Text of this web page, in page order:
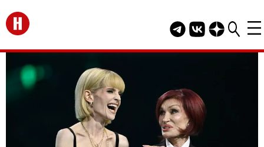
Перейти на главную
Telegram канал
Группа HELLO
Канал